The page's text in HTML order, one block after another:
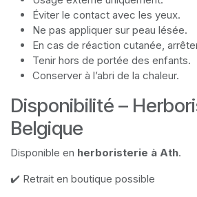
Éviter le contact avec les yeux.
Ne pas appliquer sur peau lésée.
En cas de réaction cutanée,
Tenir hors de portée des enfants.
Conserver à l’abri de la chaleur.
Disponibilité –
Belgique
Disponible en herboristerie à Ath.
✔️ Retrait en boutique possible